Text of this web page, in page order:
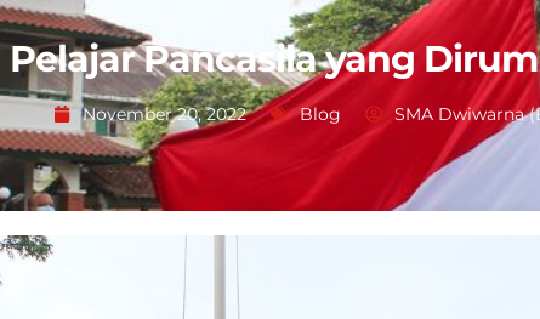
Pelajar Pancasila yang
November 20, 2022 Blog SMA Dwiwarna